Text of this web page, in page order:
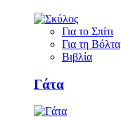
Για το Σπίτι
Για τη Βόλτα
Βιβλία
Γάτα